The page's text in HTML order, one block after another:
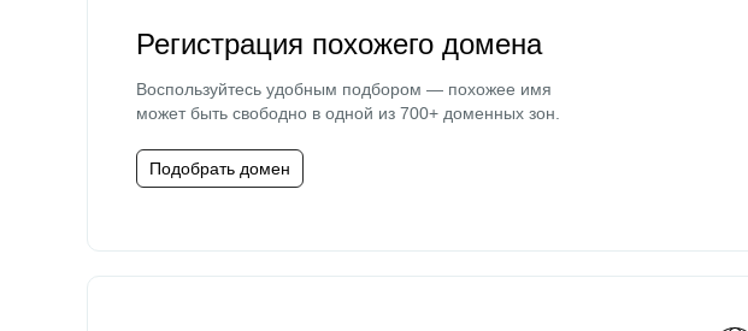
Регистрация похожего домена
Воспользуйтесь удобным подбором — похожее имя
может быть свободно в одной из 700+ доменных зон.
Подобрать домен